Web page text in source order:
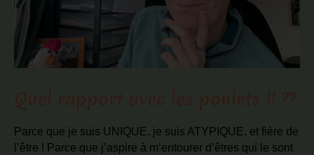
Parce que je suis UNIQUE, je suis ATYPIQUE, et fière de
l’être ! Parce que j’aspire à m’entourer d’êtres qui le sont